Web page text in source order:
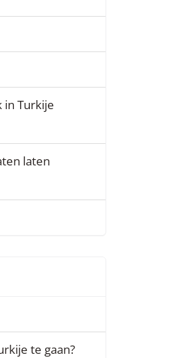
in Turkije
laten
te gaan?